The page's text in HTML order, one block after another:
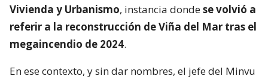
Vivienda y Urbanismo, instancia dondese volvió a
referir a la reconstrucción de Viña del Mar tras el
megaincendio de 2024.
En ese contexto, y sin dar nombres, el jefe del Minvu